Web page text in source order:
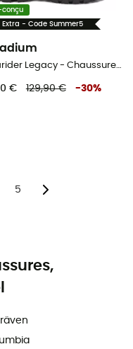
conçu
Extra - Code Summer5
Pallarider Legacy - Chaussures lifestyle homme
€ 129,90 € -30%
5